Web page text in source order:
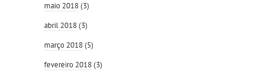
maio 2018(3)
abril 2018(3)
março 2018(5)
fevereiro 2018(3)